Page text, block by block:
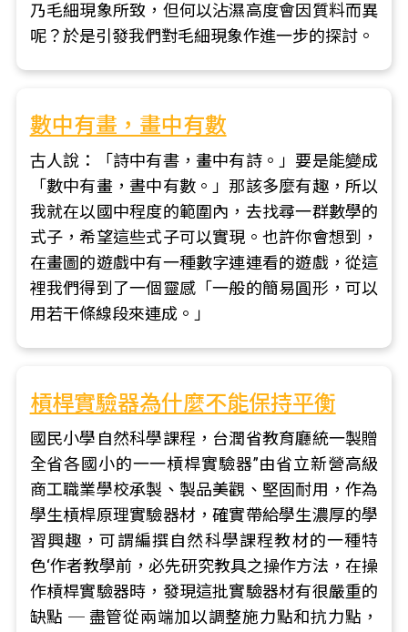
乃毛細現象所致，但何以沾濕高度會因質料而異
呢？於是引發我們對毛細現象作進一步的探討。
數中有畫，畫中有數
古人說：「詩中有書，畫中有詩。」要是能變成
「數中有畫，晝中有數。」那該多麼有趣，所以
我就在以國中程度的範圍內，去找尋一群數學的
式子，希望這些式子可以實現。也許你會想到，
在畫圖的遊戲中有一種數字連連看的遊戲，從這
裡我們得到了一個靈感「一般的簡易圓形，可以
用若干條線段來連成。」
槓桿實驗器為什麼不能保持平衡
國民小學自然科學課程，台潤省教育廳統一製贈
全省各國小的一一槓桿實驗器”由省立新營高級
商工職業學校承製、製品美觀、堅固耐用，作為
學生槓桿原理實驗器材，確實帶給學生濃厚的學
習興趣，可謂編撰自然科學課程教材的一種特
色‘作者教學前，必先研究教具之操作方法，在操
作槓桿實驗器時，發現這批實驗器材有很嚴重的
缺點 ─ 盡管從兩端加以調整施力點和抗力點，